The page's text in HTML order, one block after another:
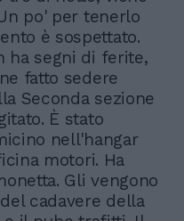
po' per tenerlo
è sospettato.
ha segni di ferite,
fatto sedere
Seconda sezione
È stato
nell'hangar
motori. Ha
Gli vengono
cadavere della